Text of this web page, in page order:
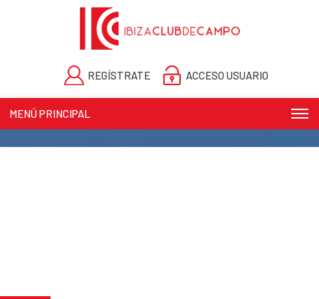
REGÍSTRATE ACCESO USUARIO
MENÚ PRINCIPAL